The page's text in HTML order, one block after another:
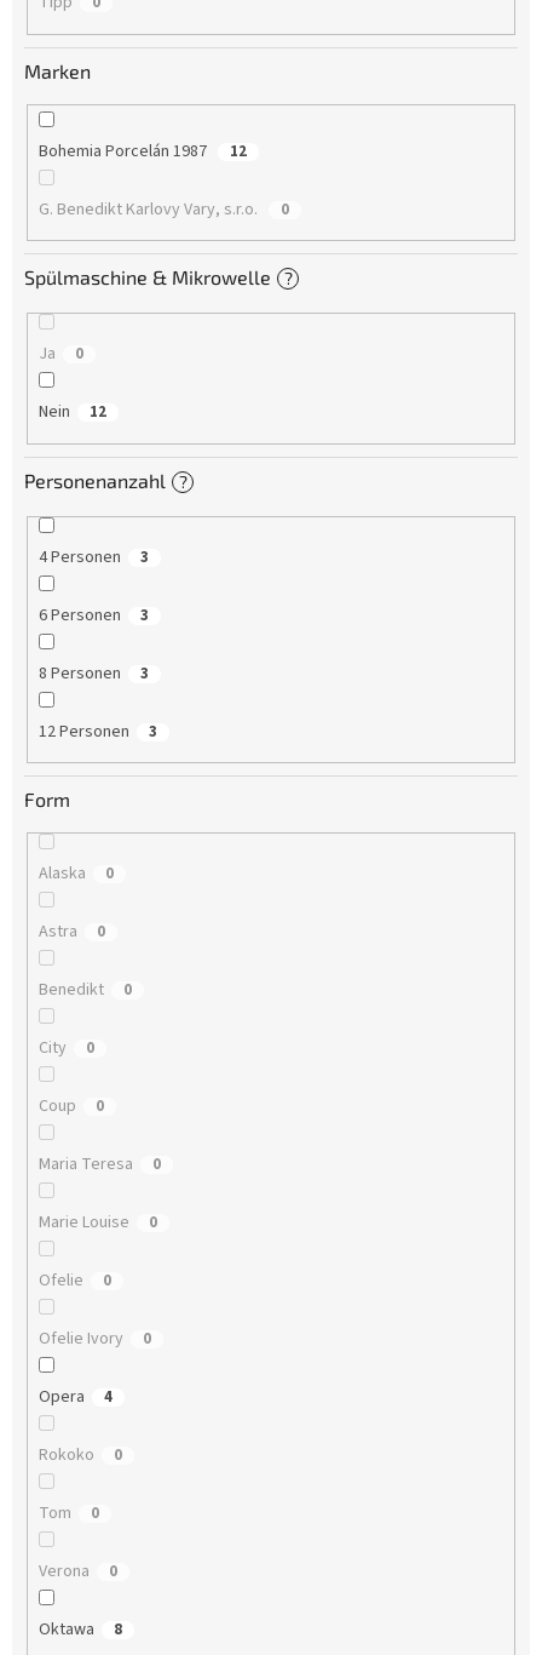
Marken
Bohemia Porcelán 1987 12
G. Benedikt Karlovy Vary, s.r.o. 0
Spülmaschine & Mikrowelle ?
Ja 0
Nein 12
Personenanzahl ?
4 Personen 3
6 Personen 3
8 Personen 3
12 Personen 3
Form
Alaska 0
Astra 0
Benedikt 0
City 0
Coup 0
Maria Teresa 0
Marie Louise 0
Ofelie 0
Ofelie Ivory 0
Opera 4
Rokoko 0
Tom 0
Verona 0
Oktawa 8